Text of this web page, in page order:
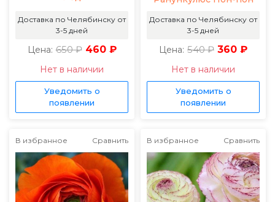
Доставка по Челябинску от
3-5 дней
Цена: 650 ₽ 460 ₽
Нет в наличии
Уведомить о
появлении
Доставка по Челябинску от
3-5 дней
Цена: 540 ₽ 360 ₽
Нет в наличии
Уведомить о
появлении
В избранное Сравнить В избранное Сравнить